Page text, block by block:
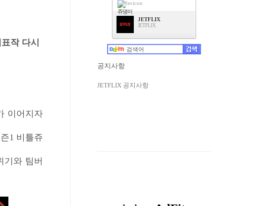
작 다시
이어지자
1 비틀쥬
기와 팀버
쥬댕이
JETFLIX
JETFLIX
공지사항
JETFLIX 공지사항